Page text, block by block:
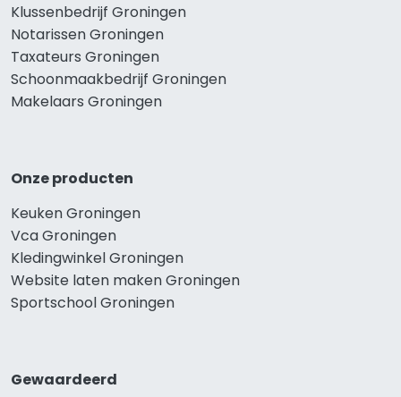
Klussenbedrijf Groningen
Notarissen Groningen
Taxateurs Groningen
Schoonmaakbedrijf Groningen
Makelaars Groningen
Onze producten
Keuken Groningen
Vca Groningen
Kledingwinkel Groningen
Website laten maken Groningen
Sportschool Groningen
Gewaardeerd